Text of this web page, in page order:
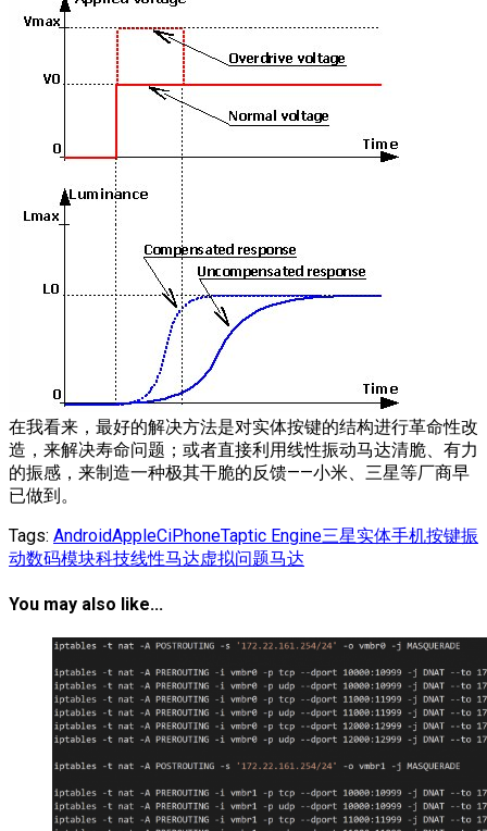
在我看来，最好的解决方法是对实体按键的结构进行革命性改
造，来解决寿命问题；或者直接利用线性振动马达清脆、有力
的振感，来制造一种极其干脆的反馈——小米、三星等厂商早
已做到。
Tags: AndroidAppleCiPhoneTaptic Engine三星实体手机按键振
动数码模块科技线性马达虚拟问题马达
You may also like...